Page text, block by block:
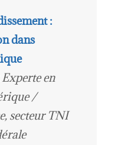
:
dans
Experte en
/
secteur TNI